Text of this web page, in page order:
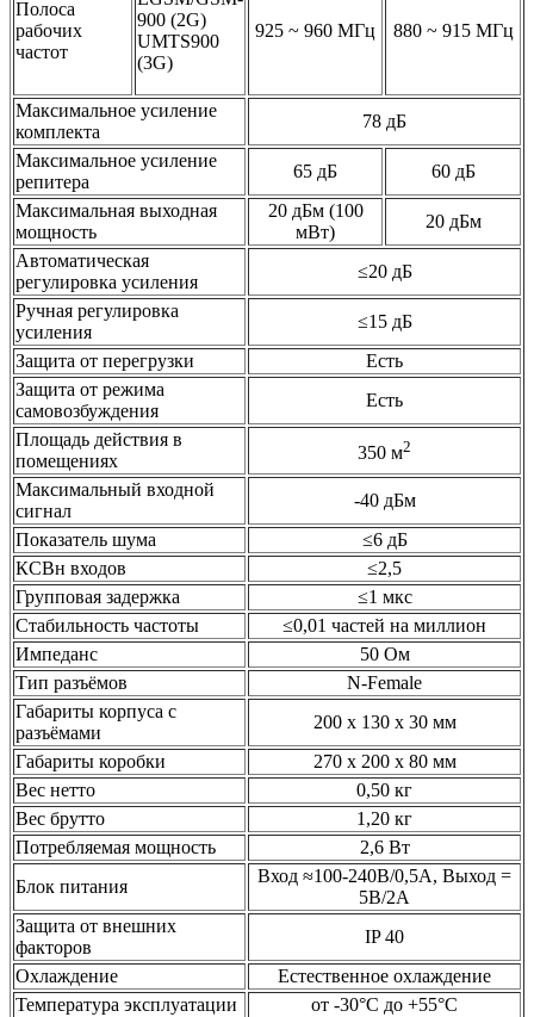
Полоса
рабочих
частот
900 (2G)
UMTS900
(3G)
925 ~ 960 МГц 880 ~ 915 МГц
Максимальное усиление
комплекта
78 дБ
Максимальное усиление
репитера
65 дБ
60 дБ
Максимальная выходная
мощность
20 дБм (100
мВт)
20 дБм
Автоматическая
регулировка усиления
≤20 дБ
Ручная регулировка
усиления
≤15 дБ
Защита от перегрузки
Есть
Защита от режима
самовозбуждения
Есть
Площадь действия в
помещениях
350 м2
Максимальный входной
сигнал
-40 дБм
Показатель шума
≤6 дБ
КСВн входов
≤2,5
Групповая задержка
≤1 мкс
Стабильность частоты
≤0,01 частей на миллион
Импеданс
50 Ом
Тип разъёмов
N-Female
Габариты корпуса с
разъёмами
200 х 130 х 30 мм
Габариты коробки
270 х 200 х 80 мм
Вес нетто
0,50 кг
Вес брутто
1,20 кг
Потребляемая мощность
2,6 Вт
Блок питания
Вход ≈100-240В/0,5А, Выход =
5В/2А
Защита от внешних
факторов
IP 40
Охлаждение
Естественное охлаждение
Температура эксплуатации
от -30°C до +55°C